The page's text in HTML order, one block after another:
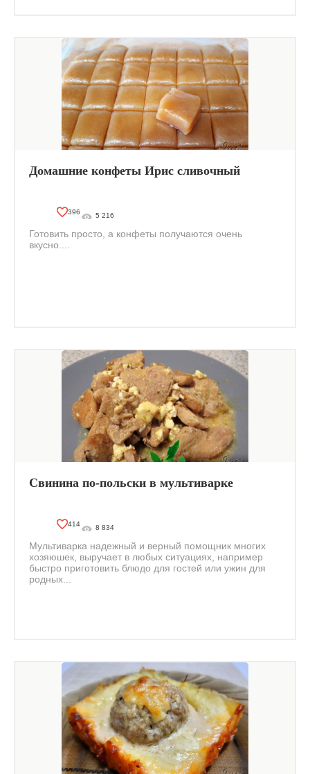
Домашние конфеты Ирис сливочный
396 5 216
Готовить просто, а конфеты получаются очень
вкусно....
Свинина по-польски в мультиварке
414 8 834
Мультиварка надежный и верный помощник многих
хозяюшек, выручает в любых ситуациях, например
быстро приготовить блюдо для гостей или ужин для
родных...